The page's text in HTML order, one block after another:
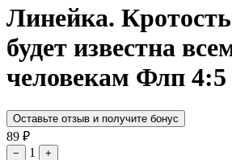
Линейка.
будет известна
человекам Флп 4:5
Оставьте отзыв и получите бонус
89 ₽
− 1 +